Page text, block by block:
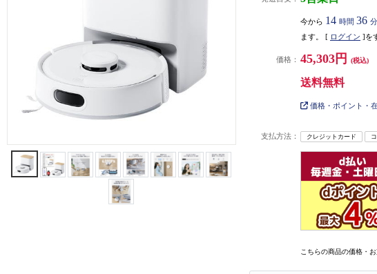
今から 14 時間 36
ます。 [ ログイン ]を
価格： 45,303円 (税込)
送料無料
価格・ポイント・
支払方法： クレジットカード
こちらの商品の価格・